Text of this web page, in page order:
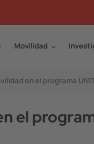
Movilidad
en el programa
el